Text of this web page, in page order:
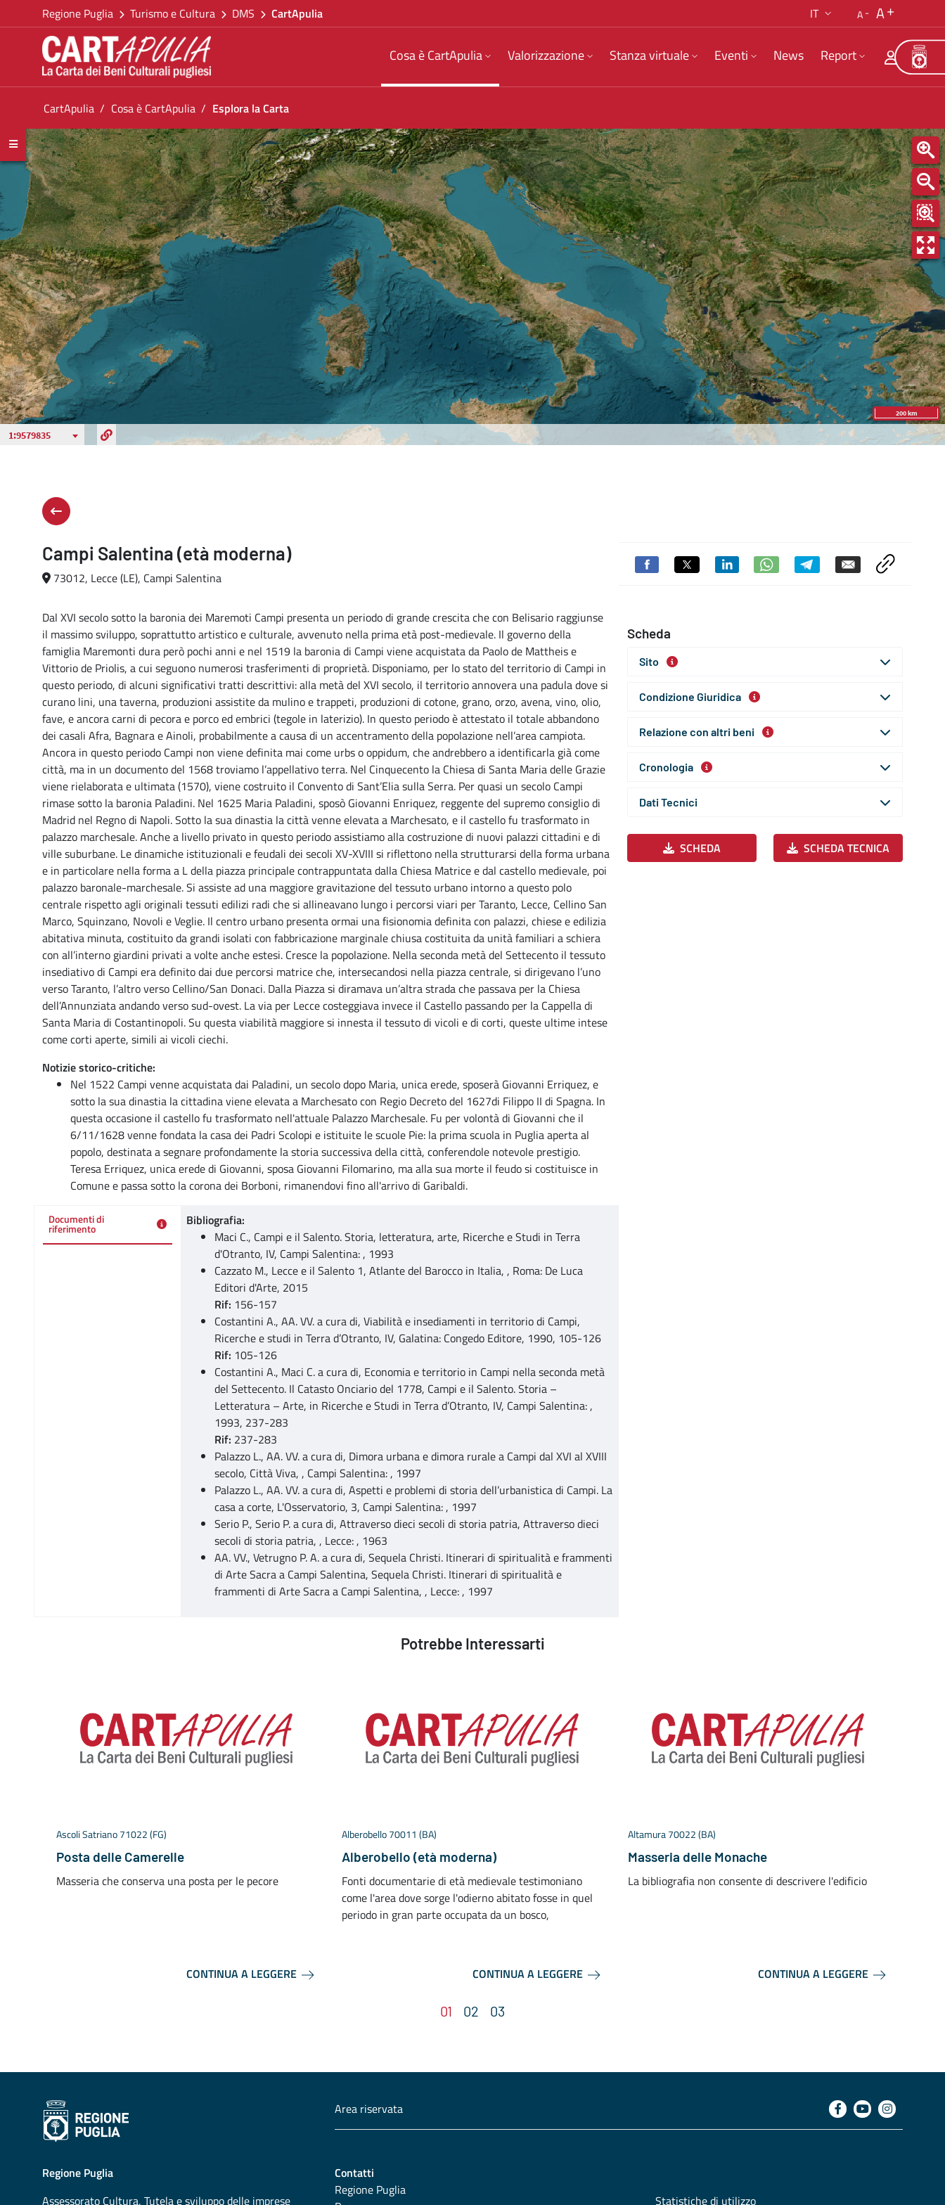
Salta al contenuto
Torna alla homepage
Vai al menu di navigazione
Vai ai contenuti
Vai al footer
Regione Puglia Turismo e Cultura DMS CartApulia IT A A
Cosa è CartApulia Valorizzazione Stanza virtuale Eventi News Report
Ti trovi in:
CartApulia Cosa è CartApulia Esplora la Carta
Esplora la Carta
Campi Salentina (età moderna)
73012, Lecce (LE), Campi Salentina
Dal XVI secolo sotto la baronia dei Maremoti Campi presenta un periodo di grande crescita che con Belisario raggiunse
il massimo sviluppo, soprattutto artistico e culturale, avvenuto nella prima età post-medievale. Il governo della
famiglia Maremonti dura però pochi anni e nel 1519 la baronia di Campi viene acquistata da Paolo de Mattheis e
Vittorio de Priolis, a cui seguono numerosi trasferimenti di proprietà. Disponiamo, per lo stato del territorio di Campi in
questo periodo, di alcuni significativi tratti descrittivi: alla metà del XVI secolo, il territorio annovera una padula dove si
curano lini, una taverna, produzioni assistite da mulino e trappeti, produzioni di cotone, grano, orzo, avena, vino, olio,
fave, e ancora carni di pecora e porco ed embrici (tegole in laterizio). In questo periodo è attestato il totale abbandono
dei casali Afra, Bagnara e Ainoli, probabilmente a causa di un accentramento della popolazione nell’area campiota.
Ancora in questo periodo Campi non viene definita mai come urbs o oppidum, che andrebbero a identificarla già come
città, ma in un documento del 1568 troviamo l’appellativo terra. Nel Cinquecento la Chiesa di Santa Maria delle Grazie
viene rielaborata e ultimata (1570), viene costruito il Convento di Sant’Elia sulla Serra. Per quasi un secolo Campi
rimase sotto la baronia Paladini. Nel 1625 Maria Paladini, sposò Giovanni Enriquez, reggente del supremo consiglio di
Madrid nel Regno di Napoli. Sotto la sua dinastia la città venne elevata a Marchesato, e il castello fu trasformato in
palazzo marchesale. Anche a livello privato in questo periodo assistiamo alla costruzione di nuovi palazzi cittadini e di
ville suburbane. Le dinamiche istituzionali e feudali dei secoli XV-XVIII si riflettono nella strutturarsi della forma urbana
e in particolare nella forma a L della piazza principale contrappuntata dalla Chiesa Matrice e dal castello medievale, poi
palazzo baronale-marchesale. Si assiste ad una maggiore gravitazione del tessuto urbano intorno a questo polo
centrale rispetto agli originali tessuti edilizi radi che si allineavano lungo i percorsi viari per Taranto, Lecce, Cellino San
Marco, Squinzano, Novoli e Veglie. Il centro urbano presenta ormai una fisionomia definita con palazzi, chiese e edilizia
abitativa minuta, costituito da grandi isolati con fabbricazione marginale chiusa costituita da unità familiari a schiera
con all’interno giardini privati a volte anche estesi. Cresce la popolazione. Nella seconda metà del Settecento il tessuto
insediativo di Campi era definito dai due percorsi matrice che, intersecandosi nella piazza centrale, si dirigevano l’uno
verso Taranto, l’altro verso Cellino/San Donaci. Dalla Piazza si diramava un’altra strada che passava per la Chiesa
dell’Annunziata andando verso sud-ovest. La via per Lecce costeggiava invece il Castello passando per la Cappella di
Santa Maria di Costantinopoli. Su questa viabilità maggiore si innesta il tessuto di vicoli e di corti, queste ultime intese
come corti aperte, simili ai vicoli ciechi.
Notizie storico-critiche:
Nel 1522 Campi venne acquistata dai Paladini, un secolo dopo Maria, unica erede, sposerà Giovanni Erriquez, e
sotto la sua dinastia la cittadina viene elevata a Marchesato con Regio Decreto del 1627di Filippo II di Spagna. In
questa occasione il castello fu trasformato nell'attuale Palazzo Marchesale. Fu per volontà di Giovanni che il
6/11/1628 venne fondata la casa dei Padri Scolopi e istituite le scuole Pie: la prima scuola in Puglia aperta al
popolo, destinata a segnare profondamente la storia successiva della città, conferendole notevole prestigio.
Teresa Erriquez, unica erede di Giovanni, sposa Giovanni Filomarino, ma alla sua morte il feudo si costituisce in
Comune e passa sotto la corona dei Borboni, rimanendovi fino all'arrivo di Garibaldi.
Documenti di
riferimento
Bibliografia:
Maci C., Campi e il Salento. Storia, letteratura, arte, Ricerche e Studi in Terra
d'Otranto, IV, Campi Salentina: , 1993
Cazzato M., Lecce e il Salento 1, Atlante del Barocco in Italia, , Roma: De Luca
Editori d'Arte, 2015
Rif: 156-157
Costantini A., AA. VV. a cura di, Viabilità e insediamenti in territorio di Campi,
Ricerche e studi in Terra d’Otranto, IV, Galatina: Congedo Editore, 1990, 105-126
Rif: 105-126
Costantini A., Maci C. a cura di, Economia e territorio in Campi nella seconda metà
del Settecento. Il Catasto Onciario del 1778, Campi e il Salento. Storia –
Letteratura – Arte, in Ricerche e Studi in Terra d’Otranto, IV, Campi Salentina: ,
1993, 237-283
Rif: 237-283
Palazzo L., AA. VV. a cura di, Dimora urbana e dimora rurale a Campi dal XVI al XVIII
secolo, Città Viva, , Campi Salentina: , 1997
Palazzo L., AA. VV. a cura di, Aspetti e problemi di storia dell’urbanistica di Campi. La
casa a corte, L'Osservatorio, 3, Campi Salentina: , 1997
Serio P., Serio P. a cura di, Attraverso dieci secoli di storia patria, Attraverso dieci
secoli di storia patria, , Lecce: , 1963
AA. VV., Vetrugno P. A. a cura di, Sequela Christi. Itinerari di spiritualità e frammenti
di Arte Sacra a Campi Salentina, Sequela Christi. Itinerari di spiritualità e
frammenti di Arte Sacra a Campi Salentina, , Lecce: , 1997
Scheda
Sito
Condizione Giuridica
Relazione con altri beni
Cronologia
Dati Tecnici
SCHEDA SCHEDA TECNICA
Potrebbe Interessarti
Ascoli Satriano 71022 (FG)
Posta delle Camerelle
Masseria che conserva una posta per le pecore
CONTINUA A LEGGERE
Alberobello 70011 (BA)
Alberobello (età moderna)
Fonti documentarie di età medievale testimoniano
come l'area dove sorge l'odierno abitato fosse in quel
periodo in gran parte occupata da un bosco,
CONTINUA A LEGGERE
Altamura 70022 (BA)
Masseria delle Monache
La bibliografia non consente di descrivere l'edificio
CONTINUA A LEGGERE
Area riservata
Regione Puglia
Assessorato Cultura, Tutela e sviluppo delle imprese
Contatti
Regione Puglia
Statistiche di utilizzo